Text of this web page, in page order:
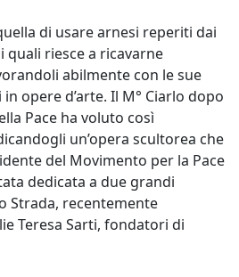
di usare arnesi reperiti dai
quali riesce a ricavarne
abilmente con le sue
opere d’arte. Il M° Ciarlo dopo
Pace ha voluto così
un’opera scultorea che
del Movimento per la Pace
dedicata a due grandi
Strada, recentemente
Teresa Sarti, fondatori di